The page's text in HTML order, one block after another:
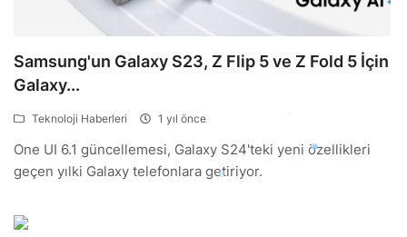
Samsung'un Galaxy S23, Z Flip 5 ve Z Fold 5 İçin
Galaxy...
Teknoloji Haberleri 1 yıl önce
One UI 6.1 güncellemesi, Galaxy S24'teki yeni özellikleri
geçen yılki Galaxy telefonlara getiriyor.